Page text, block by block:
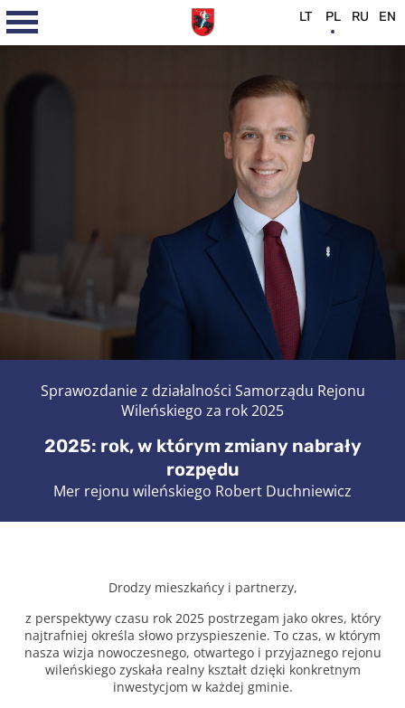
Sprawozdanie z działalności Samorządu Rejonu
Wileńskiego za rok 2025
2025: rok, w którym zmiany nabrały
rozpędu
Mer rejonu wileńskiego Robert Duchniewicz
Drodzy mieszkańcy i partnerzy,
z perspektywy czasu rok 2025 postrzegam jako okres, który
najtrafniej określa słowo przyspieszenie. To czas, w którym
nasza wizja nowoczesnego, otwartego i przyjaznego rejonu
wileńskiego zyskała realny kształt dzięki konkretnym
inwestycjom w każdej gminie.
LT PL RU EN